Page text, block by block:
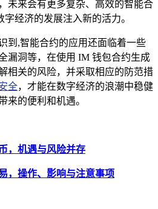
未来会有更多复杂、高效的智能合
经济的发展注入新的活力。
到,智能合约的应用还面临着一些
漏洞等，在使用 IM 钱包合约生成
相关的风险，并采取相应的防范措
全，才能在数字经济的浪潮中稳健
来的便利和机遇。
，机遇与风险并存
，操作、影响与注意事项